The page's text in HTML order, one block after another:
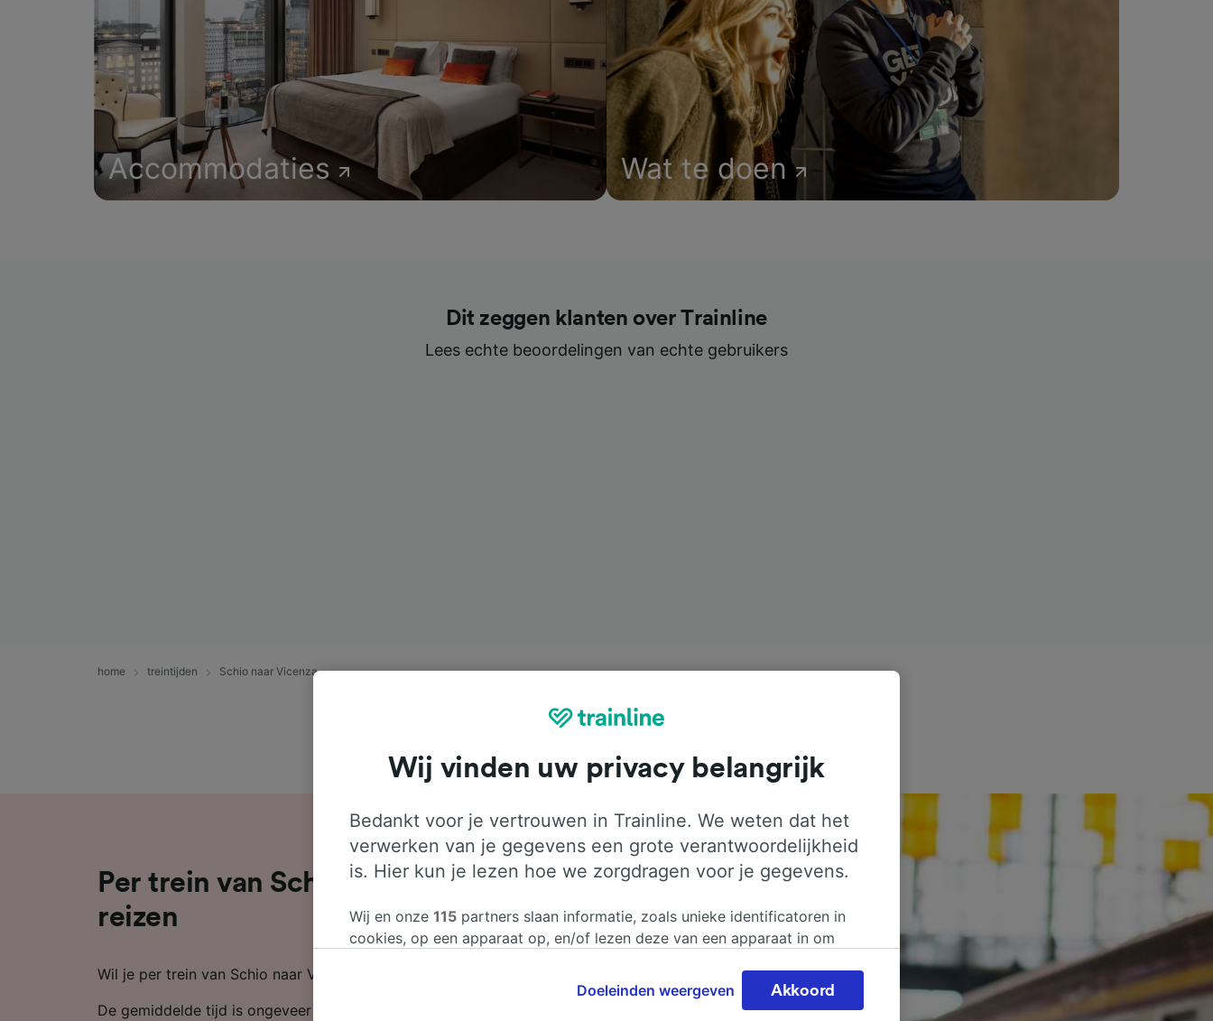
Accommodaties Wat te doen
Dit zeggen klanten over Trainline
Lees echte beoordelingen van echte gebruikers
home treintijden Schio naar Vicenza
Per trein van Schio naar Vicenza
reizen
Wil je per trein van Schio naar Vicenza reizen? Begin je reis bij ons.
De gemiddelde tijd is ongeveer 42 minuten om de afstand van Schio
Wij vinden uw privacy belangrijk
Bedankt voor je vertrouwen in Trainline. We weten dat het
verwerken van je gegevens een grote verantwoordelijkheid
is. Hier kun je lezen hoe we zorgdragen voor je gegevens.
Wij en onze 115 partners slaan informatie, zoals unieke identificatoren in
cookies, op een apparaat op, en/of lezen deze van een apparaat in om
wijzigen door hieronder te klikken. Daaronder valt ook je recht om
bezwaar te maken in alle gevallen dat er voor de verwerking een beroep
Doeleinden weergeven Akkoord